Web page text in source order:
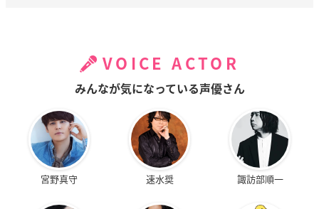
2021年3月26日(金)
【価格】
3,500円（税抜）
【収録内容】
VOICE ACTOR
みんなが気になっている声優さん
宮野真守 速水奨 諏訪部順一